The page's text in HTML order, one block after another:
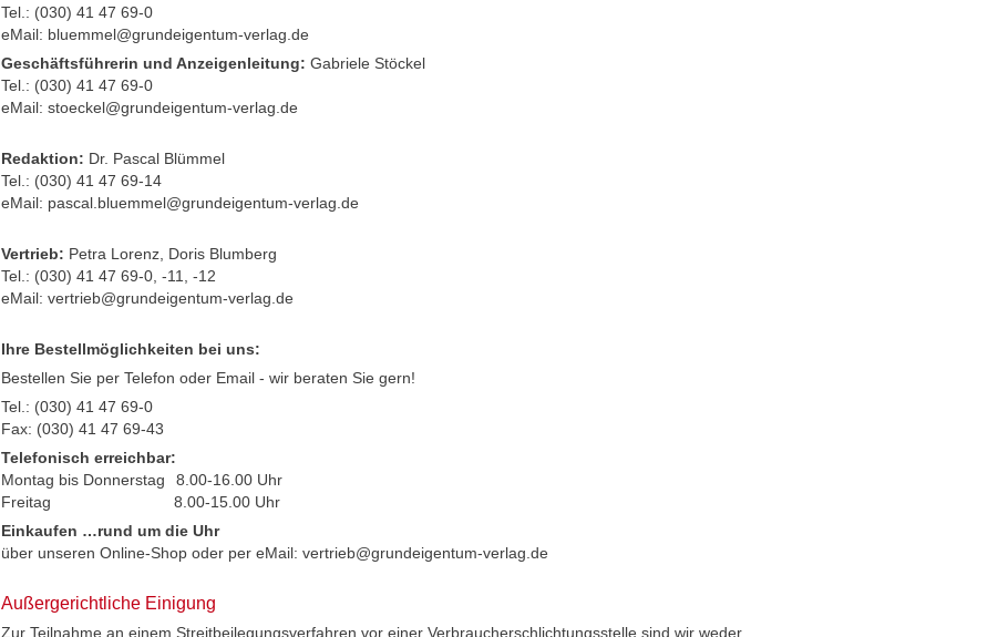
Tel.: (030) 41 47 69-0
eMail: bluemmel@grundeigentum-verlag.de
Geschäftsführerin und Anzeigenleitung: Gabriele Stöckel
Tel.: (030) 41 47 69-0
eMail: stoeckel@grundeigentum-verlag.de
Redaktion: Dr. Pascal Blümmel
Tel.: (030) 41 47 69-14
eMail: pascal.bluemmel@grundeigentum-verlag.de
Vertrieb: Petra Lorenz, Doris Blumberg
Tel.: (030) 41 47 69-0, -11, -12
eMail: vertrieb@grundeigentum-verlag.de
Ihre Bestellmöglichkeiten bei uns:
Bestellen Sie per Telefon oder Email - wir beraten Sie gern!
Tel.: (030) 41 47 69-0
Fax: (030) 41 47 69-43
Telefonisch erreichbar:
Montag bis Donnerstag
8.00-16.00 Uhr
Freitag
8.00-15.00 Uhr
Einkaufen …rund um die Uhr
über unseren Online-Shop oder per eMail: vertrieb@grundeigentum-verlag.de
Außergerichtliche Einigung
Zur Teilnahme an einem Streitbeilegungsverfahren vor einer Verbraucherschlichtungsstelle sind wir weder